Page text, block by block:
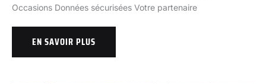
Occasions Données sécurisées Votre partenaire
EN SAVOIR PLUS